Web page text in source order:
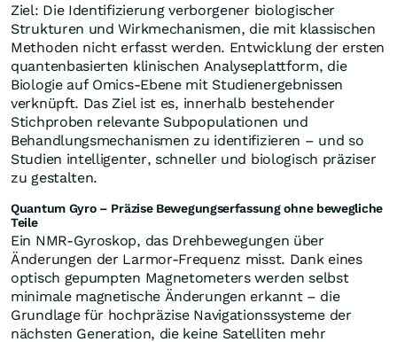
Ziel: Die Identifizierung verborgener biologischer
Strukturen und Wirkmechanismen, die mit klassischen
Methoden nicht erfasst werden. Entwicklung der ersten
quantenbasierten klinischen Analyseplattform, die
Biologie auf Omics-Ebene mit Studienergebnissen
verknüpft. Das Ziel ist es, innerhalb bestehender
Stichproben relevante Subpopulationen und
Behandlungsmechanismen zu identifizieren – und so
Studien intelligenter, schneller und biologisch präziser
zu gestalten.
Quantum Gyro – Präzise Bewegungserfassung ohne bewegliche
Teile
Ein NMR-Gyroskop, das Drehbewegungen über
Änderungen der Larmor-Frequenz misst. Dank eines
optisch gepumpten Magnetometers werden selbst
minimale magnetische Änderungen erkannt – die
Grundlage für hochpräzise Navigationssysteme der
nächsten Generation, die keine Satelliten mehr